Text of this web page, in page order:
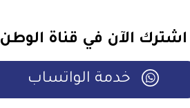
اشترك الآن في قناة الوطن
خدمة الواتساب